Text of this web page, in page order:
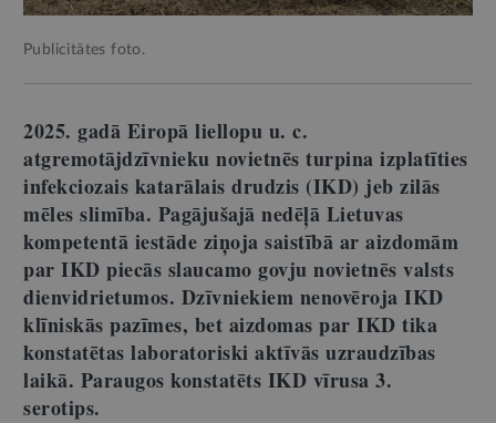
Publicitātes foto.
2025. gadā Eiropā liellopu u. c.
atgremotājdzīvnieku novietnēs turpina izplatīties
infekciozais katarālais drudzis (IKD) jeb zilās
mēles slimība. Pagājušajā nedēļā Lietuvas
kompetentā iestāde ziņoja saistībā ar aizdomām
par IKD piecās slaucamo govju novietnēs valsts
dienvidrietumos. Dzīvniekiem nenovēroja IKD
klīniskās pazīmes, bet aizdomas par IKD tika
konstatētas laboratoriski aktīvās uzraudzības
laikā. Paraugos konstatēts IKD vīrusa 3.
serotips.